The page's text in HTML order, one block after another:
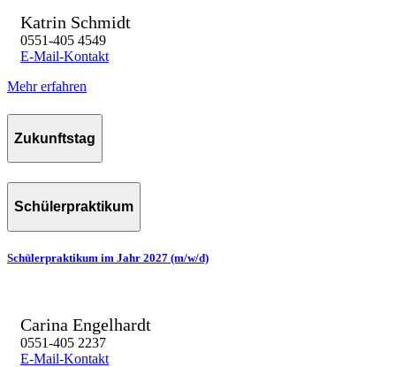
Katrin Schmidt
0551-405 4549
E-Mail-Kontakt
Mehr erfahren
Zukunftstag
Schülerpraktikum
Schülerpraktikum im Jahr 2027 (m/w/d)
Carina Engelhardt
0551-405 2237
E-Mail-Kontakt